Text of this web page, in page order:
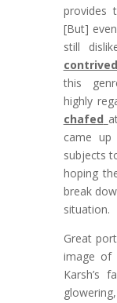
provides
[But]
still
contrived
this
highly
chafed
came
subjects
hoping
break
situation.
Great
image of
Karsh’s